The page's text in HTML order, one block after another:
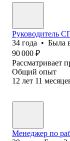
Руководитель
34 года • Была
90 000 ₽
Рассматривает
Общий опыт
12 лет 11
Менеджер по